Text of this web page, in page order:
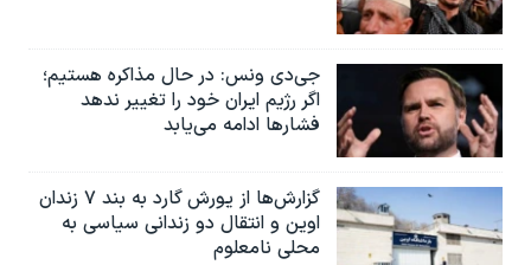
جی‌دی ونس: در حال مذاکره هستیم؛
اگر رژیم ایران خود را تغییر ندهد
فشارها ادامه می‌یابد
گزارش‌ها از یورش گارد به بند ۷ زندان
اوین و انتقال دو زندانی سیاسی به
محلی نامعلوم